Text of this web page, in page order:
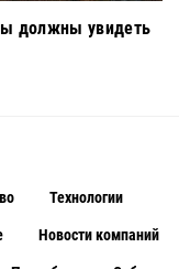
должны увидеть
Технологии
Новости компаний